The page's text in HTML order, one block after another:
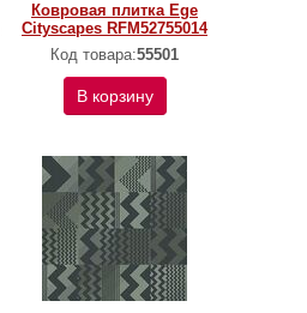
Ковровая плитка Ege
Cityscapes RFM52755014
Код товара:55501
В корзину